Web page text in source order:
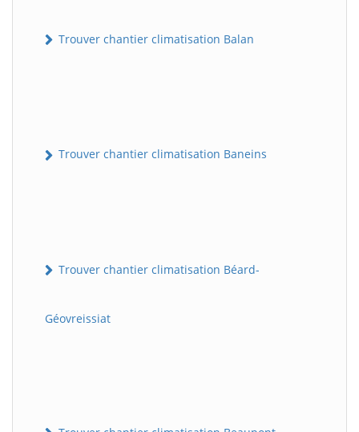
Trouver chantier climatisation Balan
Trouver chantier climatisation Baneins
Trouver chantier climatisation Béard-
Géovreissiat